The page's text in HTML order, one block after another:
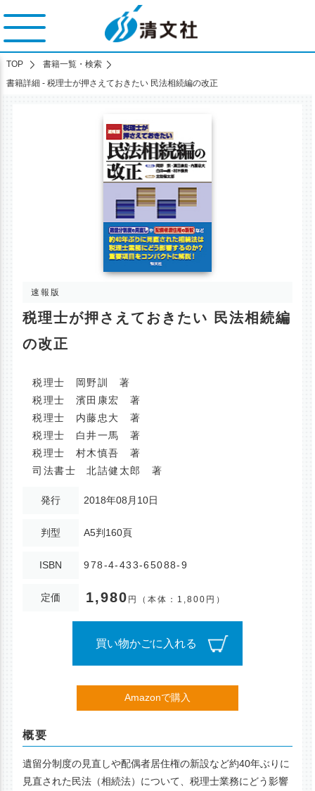
TOP
書籍一覧・検索
書籍詳細 - 税理士が押さえておきたい 民法相続編の改正
速報版
税理士が押さえておきたい 民法相続編
の改正
税理士 岡野訓 著
税理士 濱田康宏 著
税理士 内藤忠大 著
税理士 白井一馬 著
税理士 村木慎吾 著
司法書士 北詰健太郎 著
発行 2018年08月10日
判型 A5判160頁
ISBN 978-4-433-65088-9
定価 1,980 円 （本体：1,800円）
買い物かごに入れる
Amazonで購入
概要
遺留分制度の見直しや配偶者居住権の新設など約40年ぶりに
見直された民法（相続法）について、税理士業務にどう影響